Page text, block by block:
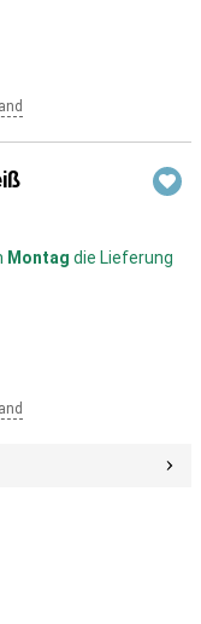
Montag die Lieferung